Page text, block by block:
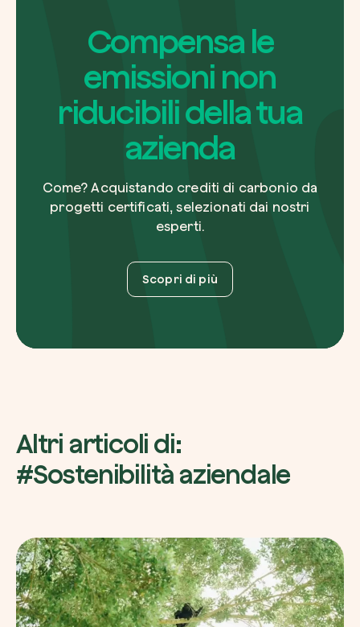
Compensa le
emissioni non
riducibili della tua
azienda
Come? Acquistando crediti di carbonio da
progetti certificati, selezionati dai nostri
esperti.
Scopri di più
Altri articoli di:
#Sostenibilità aziendale